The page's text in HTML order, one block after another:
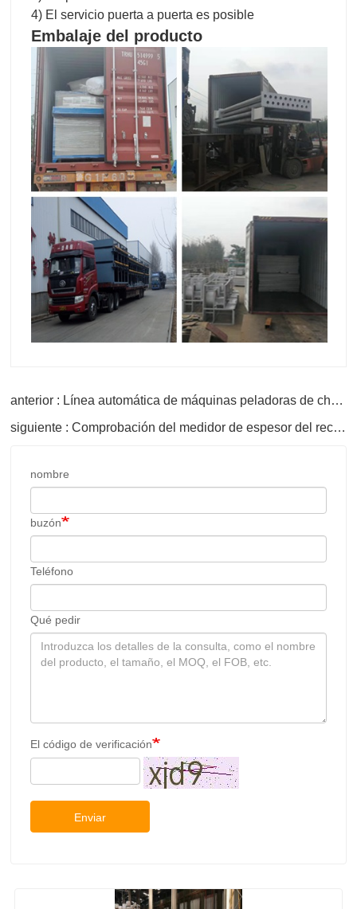
4) El servicio puerta a puerta es posible
Embalaje del producto
anterior : Línea automática de máquinas peladoras de chapa de 8 pies
siguiente : Comprobación del medidor de espesor del recubrimiento de chapa
nombre
buzón
Teléfono
Qué pedir
El código de verificación
Enviar